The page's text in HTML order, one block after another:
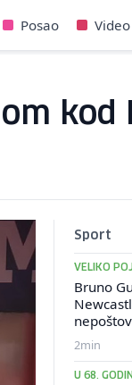
Posao Video
kod
Sport
VELIKO
Bruno
2min
U 68. GODINI